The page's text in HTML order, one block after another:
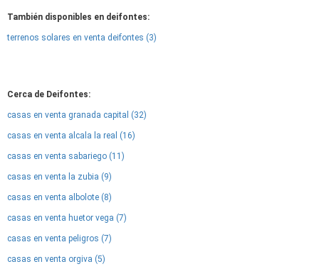
También disponibles en deifontes:
terrenos solares en venta deifontes (3)
Cerca de Deifontes:
casas en venta granada capital (32)
casas en venta alcala la real (16)
casas en venta sabariego (11)
casas en venta la zubia (9)
casas en venta albolote (8)
casas en venta huetor vega (7)
casas en venta peligros (7)
casas en venta orgiva (5)